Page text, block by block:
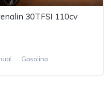
30TFSI 110cv
Gasolina